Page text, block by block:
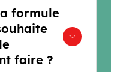
formule
faire ?